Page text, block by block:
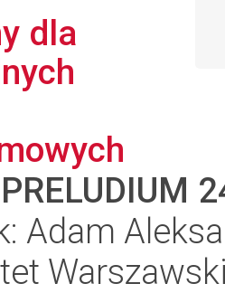
dla
PRELUDIUM
Adam